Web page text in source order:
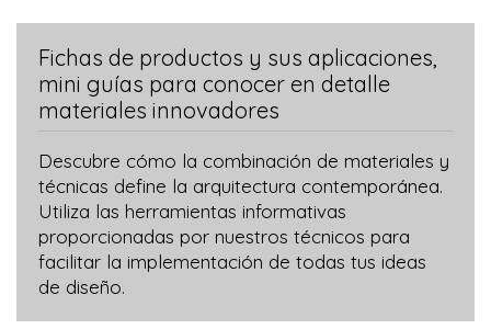
Fichas de productos y sus aplicaciones,
mini guías para conocer en detalle
materiales innovadores
Descubre cómo la combinación de materiales y
técnicas define la arquitectura contemporánea.
Utiliza las herramientas informativas
proporcionadas por nuestros técnicos para
facilitar la implementación de todas tus ideas
de diseño.